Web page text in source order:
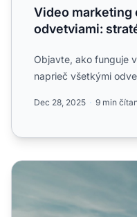
Video marketing
odvetviami:
Objavte, ako funguje
naprieč všetkými
Dec 28, 2025 9 min
Ako vytvoriť affiliate